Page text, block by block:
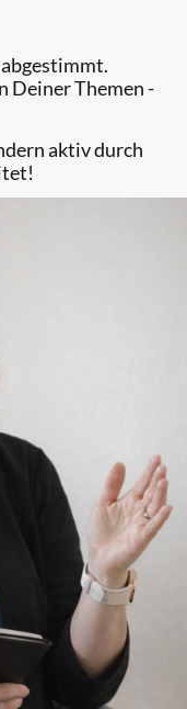
Deiner Themen -
aktiv durch